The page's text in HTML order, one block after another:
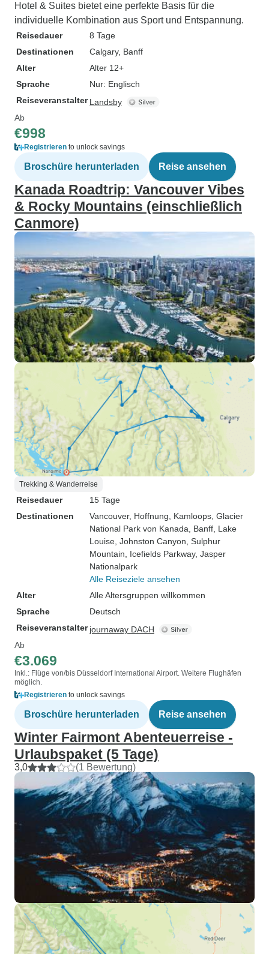
Hotel & Suites bietet eine perfekte Basis für die
individuelle Kombination aus Sport und Entspannung.
Reisedauer
8 Tage
Destinationen
Calgary, Banff
Alter
Alter 12+
Sprache
Nur: Englisch
Reiseveranstalter Landsby
Ab
€998
Registrieren to unlock savings
Broschüre herunterladen Reise ansehen
Kanada Roadtrip: Vancouver Vibes
& Rocky Mountains (einschließlich
Canmore)
Trekking & Wanderreise
Reisedauer
15 Tage
Destinationen
Vancouver, Hoffnung , Kamloops , Glacier
National Park von Kanada , Banff , Lake
Louise , Johnston Canyon , Sulphur
Mountain , Icefields Parkway, Jasper
Nationalpark
Alle Reiseziele ansehen
Alter
Alle Altersgruppen willkommen
Sprache
Deutsch
Reiseveranstalter journaway DACH
Ab
€3.069
Inkl.: Flüge von/bis Düsseldorf International Airport. Weitere Flughäfen
möglich.
Registrieren to unlock savings
Broschüre herunterladen Reise ansehen
Winter Fairmont Abenteuerreise -
Urlaubspaket (5 Tage)
3,0 (1 Bewertung)